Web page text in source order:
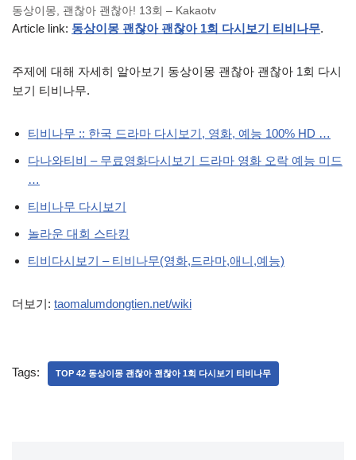
동상이몽, 괜찮아 괜찮아! 13회 – Kakaotv
Article link: 동상이몽 괜찮아 괜찮아 1회 다시보기 티비나무.
주제에 대해 자세히 알아보기 동상이몽 괜찮아 괜찮아 1회 다시
보기 티비나무.
티비나무 :: 한국 드라마 다시보기, 영화, 예능 100% HD …
다나와티비 – 무료영화다시보기 드라마 영화 오락 예능 미드
…
티비나무 다시보기
놀라운 대회 스타킹
티비다시보기 – 티비나무(영화,드라마,애니,예능)
더보기: taomalumdongtien.net/wiki
Tags: TOP 42 동상이몽 괜찮아 괜찮아 1회 다시보기 티비나무